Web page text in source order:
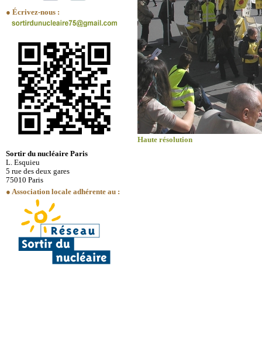
● Écrivez-nous :
Sortir du nucléaire Paris
L. Esquieu
5 rue des deux gares
75010 Paris
● Association locale adhérente au :
Haute résolution